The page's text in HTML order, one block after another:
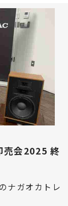
売会2025 終
ナガオカトレ